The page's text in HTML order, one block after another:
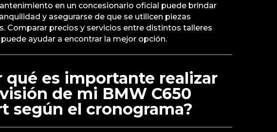
en un concesionario oficial puede brindar
y asegurarse de que se utilicen piezas
Comparar precios y servicios entre distintos talleres
ayudar a encontrar la mejor opción.
qué es importante realizar
de mi BMW C650
según el cronograma?